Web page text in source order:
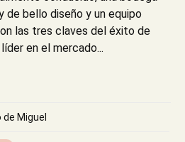
de bello diseño y un equipo
las tres claves del éxito de
en el mercado...
de Miguel